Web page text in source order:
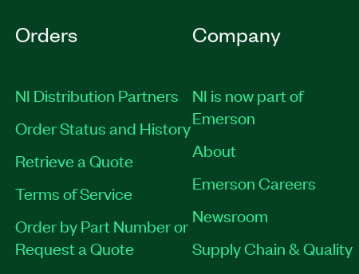
Orders
NI Distribution Partners
Order Status and History
Retrieve a Quote
Terms of Service
Order by Part Number or
Request a Quote
Company
NI is now part of
Emerson
About
Emerson Careers
Newsroom
Supply Chain & Quality